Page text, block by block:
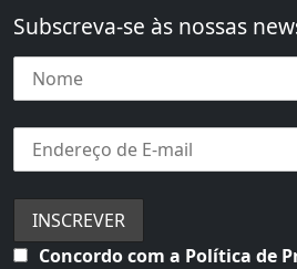
Subscreva-se às nossas
Concordo com a Política de